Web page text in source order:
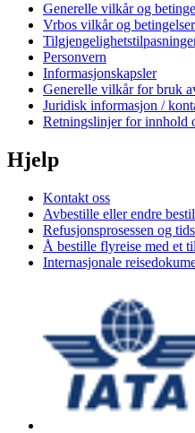
Generelle vilkår og
Vrbos vilkår og betingelser
Personvern
Informasjonskapsler
Generelle vilkår for bruk
Juridisk informasjon /
Retningslinjer for innhold
Hjelp
Kontakt oss
Avbestille eller endre
Refusjonsprosessen og
Å bestille flyreise med et
Internasjonale